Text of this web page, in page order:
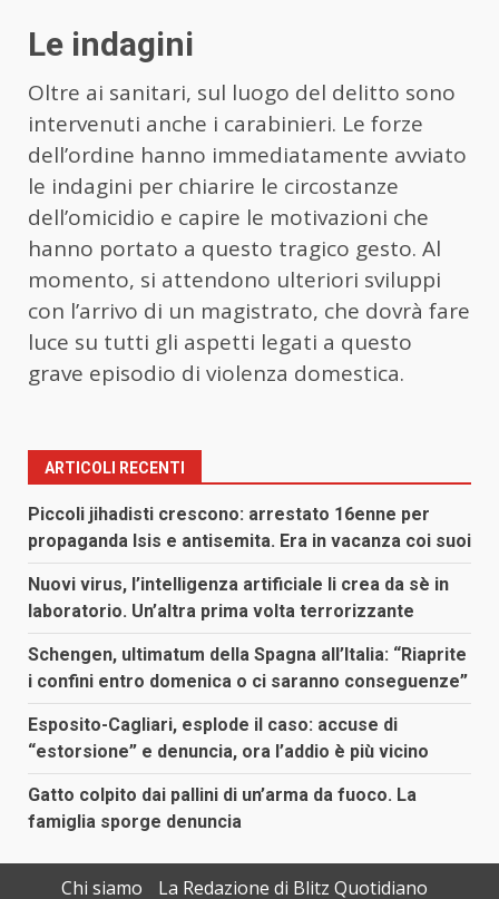
Le indagini
Oltre ai sanitari, sul luogo del delitto sono
intervenuti anche i carabinieri. Le forze
dell’ordine hanno immediatamente avviato
le indagini per chiarire le circostanze
dell’omicidio e capire le motivazioni che
hanno portato a questo tragico gesto. Al
momento, si attendono ulteriori sviluppi
con l’arrivo di un magistrato, che dovrà fare
luce su tutti gli aspetti legati a questo
grave episodio di violenza domestica.
ARTICOLI RECENTI
Piccoli jihadisti crescono: arrestato 16enne per
propaganda Isis e antisemita. Era in vacanza coi suoi
Nuovi virus, l’intelligenza artificiale li crea da sè in
laboratorio. Un’altra prima volta terrorizzante
Schengen, ultimatum della Spagna all’Italia: “Riaprite
i confini entro domenica o ci saranno conseguenze”
Esposito-Cagliari, esplode il caso: accuse di
“estorsione” e denuncia, ora l’addio è più vicino
Gatto colpito dai pallini di un’arma da fuoco. La
famiglia sporge denuncia
Chi siamo La Redazione di Blitz Quotidiano